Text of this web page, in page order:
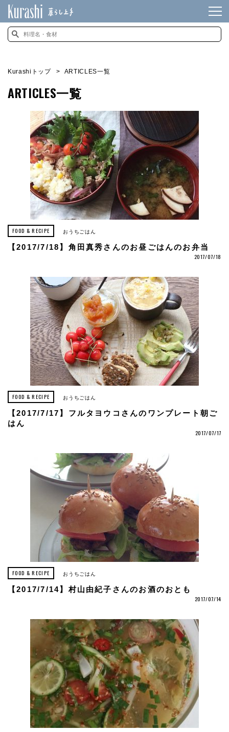
Kurashiトップ ARTICLES一覧
ARTICLES一覧
FOOD & RECIPE おうちごはん
【2017/7/18】角田真秀さんのお昼ごはんのお弁当
2017/07/18
FOOD & RECIPE おうちごはん
【2017/7/17】フルタヨウコさんのワンプレート朝ご
はん
2017/07/17
FOOD & RECIPE おうちごはん
【2017/7/14】村山由紀子さんのお酒のおとも
2017/07/14